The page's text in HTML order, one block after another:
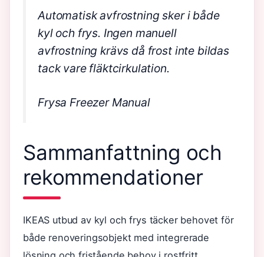
Automatisk avfrostning sker i både
kyl och frys. Ingen manuell
avfrostning krävs då frost inte bildas
tack vare fläktcirkulation.
Frysa Freezer Manual
Sammanfattning och
rekommendationer
IKEAS utbud av kyl och frys täcker behovet för
både renoveringsobjekt med integrerade